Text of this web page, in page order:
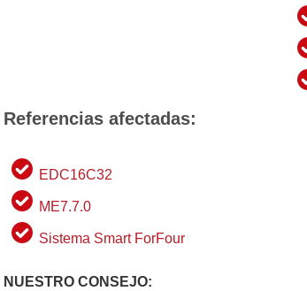
Referencias afectadas:
EDC16C32
ME7.7.0
Sistema Smart ForFour
NUESTRO CONSEJO: